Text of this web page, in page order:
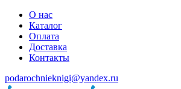
О нас
Каталог
Оплата
Доставка
Контакты
podarochnieknigi@yandex.ru